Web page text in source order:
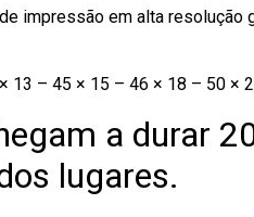
impressão em alta
13 – 45 × 15 – 46 × 18 – 50 ×
a durar
lugares.